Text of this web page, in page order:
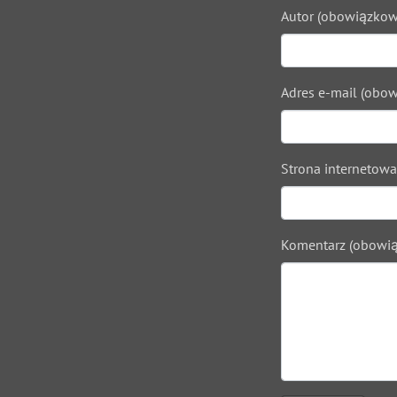
Autor
Adres e-mail
Strona
Komentarz